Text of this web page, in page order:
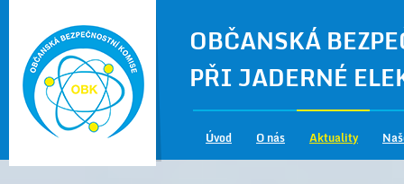
OBČANSKÁ
PŘI JADERNÉ
Úvod O nás Aktuality